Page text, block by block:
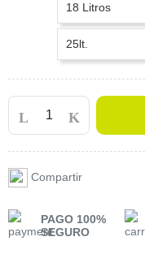
18 Litros
25lt.
Compartir
PAGO 100%
SEGURO